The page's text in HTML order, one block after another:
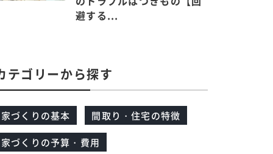
避する...
テゴリーから探す
家づくりの基本 間取り・住宅の特徴
家づくりの予算・費用